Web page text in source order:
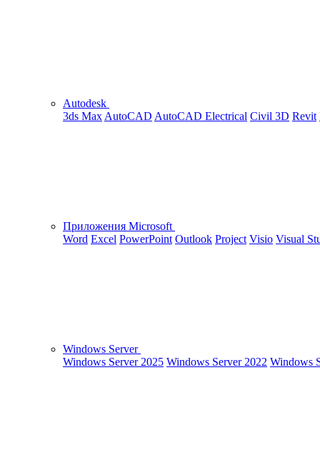
Autodesk
3ds Max AutoCAD AutoCAD Electrical Civil 3D Revit
Приложения Microsoft
Word Excel PowerPoint Outlook Project Visio Visual
Windows Server
Windows Server 2025 Windows Server 2022 Windows